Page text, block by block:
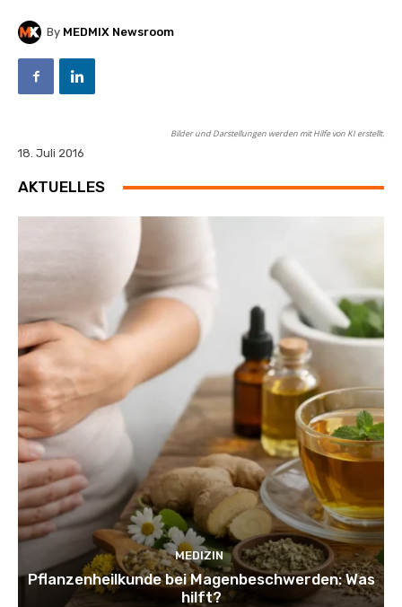
By MEDMIX Newsroom
Bilder und Darstellungen werden mit Hilfe von KI erstellt.
18. Juli 2016
AKTUELLES
MEDIZIN
Pflanzenheilkunde bei Magenbeschwerden: Was
hilft?